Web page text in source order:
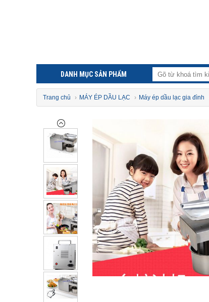
DANH MỤC SẢN PHẨM
Trang chủ › MÁY ÉP DẦU LẠC › Máy ép dầu lạc gia đình